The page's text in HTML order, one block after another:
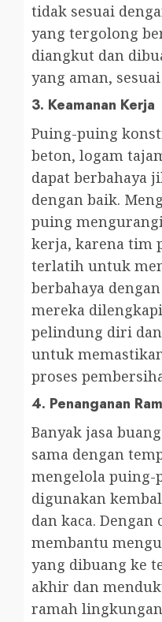
tidak sesuai
yang tergolong
diangkut dan
yang aman,
3. Keamanan Kerja
Puing-puing
beton, logam
dapat berbahaya
dengan baik.
puing
kerja, karena tim
terlatih untuk
berbahaya
mereka
pelindung diri
untuk
proses
4. Penanganan
Banyak jasa
sama dengan
mengelola puing-
digunakan
dan kaca.
membantu
yang dibuang ke
akhir dan
ramah